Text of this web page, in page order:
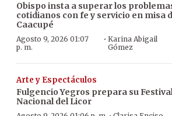
Obispo insta a superar los
cotidianos con fe y servicio en misa
Caacupé
Agosto 9, 2026 01:07
p. m.
·Karina Abigail
Gómez
Arte y Espectáculos
Fulgencio Yegros prepara su
Nacional del Licor